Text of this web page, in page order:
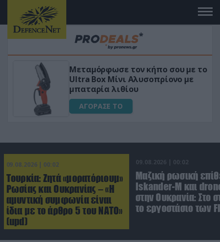
Μεταμόρφωσε τον κήπο σου με το
Ultra Box Μίνι Αλυσοπρίονο με
μπαταρία λιθίου
ΑΓΟΡΑΣΕ ΤΟ
09.08.2026 | 00:02
Τουρκία: Ζητά «μορατόριουμ»
Ρωσίας και Ουκρανίας – «Η
αμυντική συμφωνία είναι
ίδια με το άρθρο 5 του ΝΑΤΟ»
(upd)
09.08.2026 | 00:02
Μαζική ρωσική
Iskander-M και
στην Ουκρανία: Στο
το εργοστάσιο των